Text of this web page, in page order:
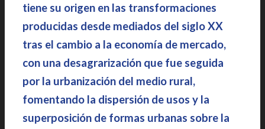
tiene su origen en las transformaciones
producidas desde mediados del siglo XX
tras el cambio a la economía de mercado,
con una desagrarización que fue seguida
por la urbanización del medio rural,
fomentando la dispersión de usos y la
superposición de formas urbanas sobre la